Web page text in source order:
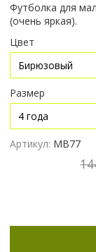
Футболка для
(очень яркая).
Цвет
Размер
Артикул: МВ77